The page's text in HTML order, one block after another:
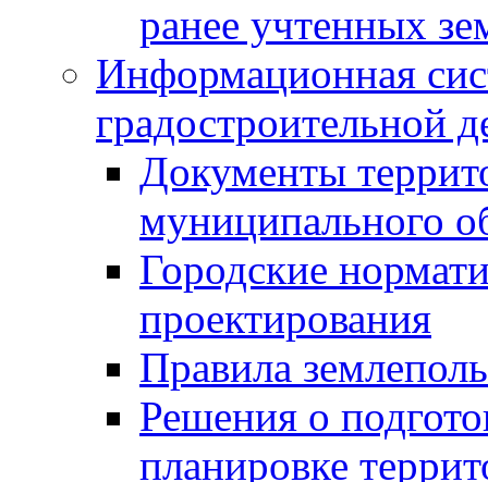
ранее учтенных
Информационная
градостроительной
Документы
муниципального
Городские
проектирования
Правила
Решения о
планировке